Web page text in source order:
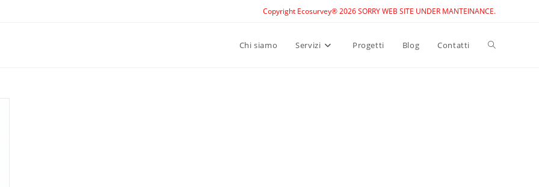
Copyright Ecosurvey® 2026 SORRY WEB SITE UNDER MANTEINANCE.
Chi siamo Servizi Progetti Blog Contatti Toggle